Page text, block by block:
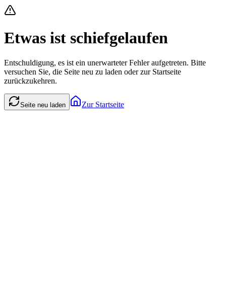
Etwas ist schiefgelaufen
Entschuldigung, es ist ein unerwarteter Fehler aufgetreten. Bitte
versuchen Sie, die Seite neu zu laden oder zur Startseite
zurückzukehren.
Seite neu laden Zur Startseite